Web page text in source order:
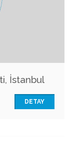
İstanbul
DETAY